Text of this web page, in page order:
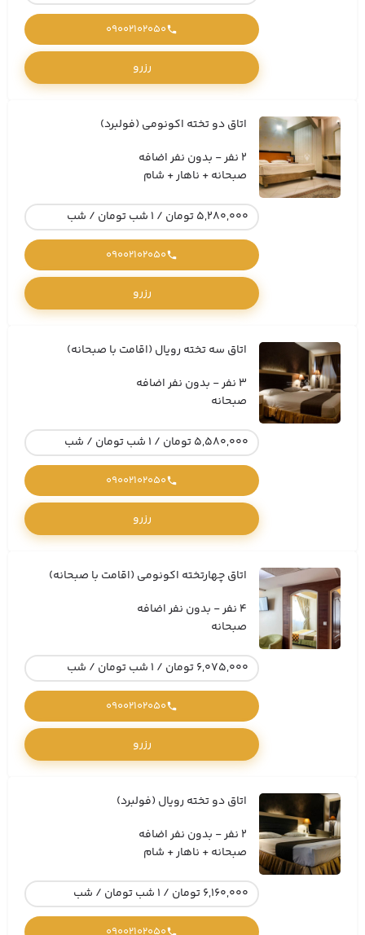
09002102050
رزرو
اتاق دو تخته اکونومی (فولبرد)
2 نفر - بدون نفر اضافه
صبحانه + ناهار + شام
5,280,000 تومان / 1 شب تومان / شب
09002102050
رزرو
اتاق سه تخته رویال (اقامت با صبحانه)
3 نفر - بدون نفر اضافه
صبحانه
5,580,000 تومان / 1 شب تومان / شب
09002102050
رزرو
اتاق چهارتخته اکونومی (اقامت با صبحانه)
4 نفر - بدون نفر اضافه
صبحانه
6,075,000 تومان / 1 شب تومان / شب
09002102050
رزرو
اتاق دو تخته رویال (فولبرد)
2 نفر - بدون نفر اضافه
صبحانه + ناهار + شام
6,160,000 تومان / 1 شب تومان / شب
09002102050